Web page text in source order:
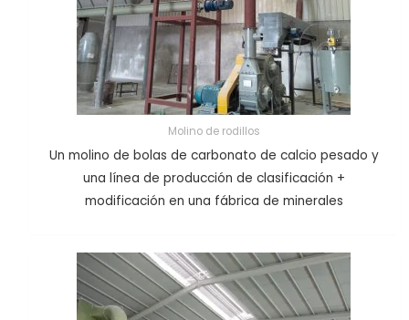
Molino de rodillos
Un molino de bolas de carbonato de calcio pesado y
una línea de producción de clasificación +
modificación en una fábrica de minerales